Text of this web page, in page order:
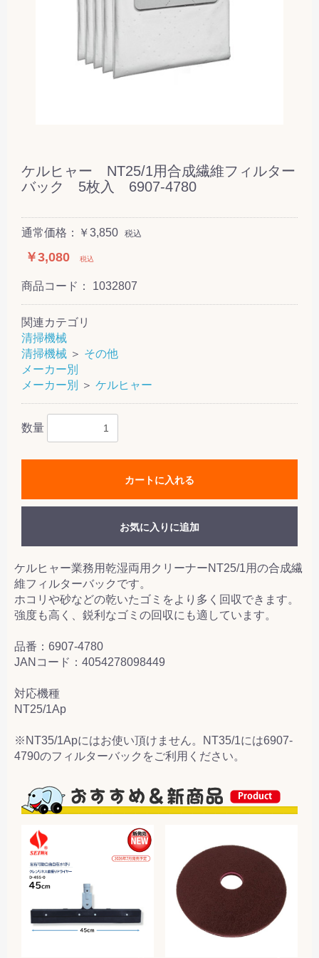
ケルヒャー NT25/1用合成繊維フィルター
バック 5枚入 6907-4780
通常価格：￥3,850 税込
￥3,080 税込
商品コード： 1032807
関連カテゴリ
清掃機械
清掃機械 ＞ その他
メーカー別
メーカー別
＞ ケルヒャー
数量
カートに入れる
お気に入りに追加
ケルヒャー業務用乾湿両用クリーナーNT25/1用の合成繊
維フィルターバックです。
ホコリや砂などの乾いたゴミをより多く回収できます。
強度も高く、鋭利なゴミの回収にも適しています。
品番：6907-4780
JANコード：4054278098449
対応機種
NT25/1Ap
※NT35/1Apにはお使い頂けません。NT35/1には6907-
4790のフィルターバックをご利用ください。